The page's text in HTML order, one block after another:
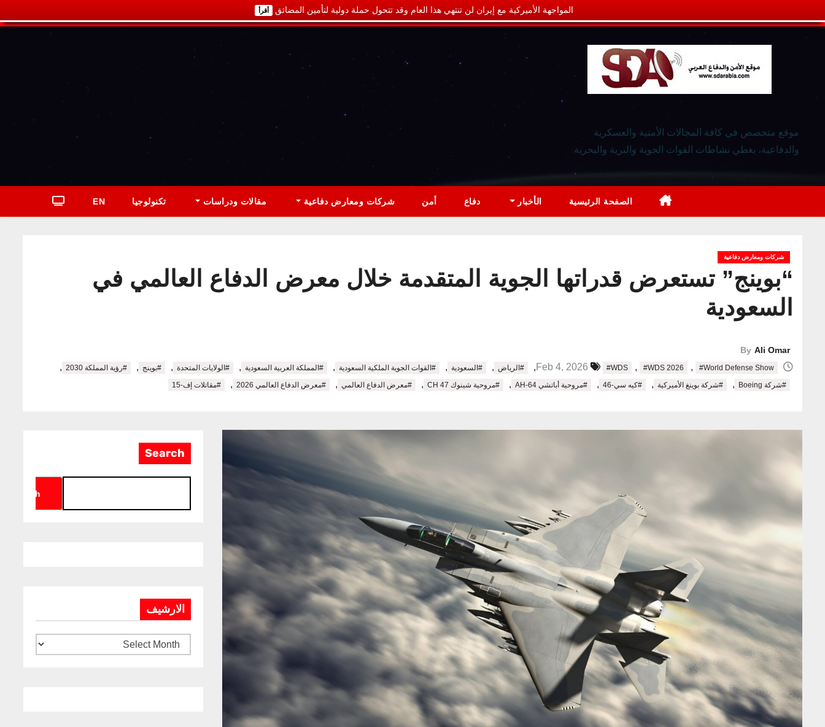
المواجهة الأميركية مع إيران لن تنتهي هذا العام وقد تتحول حملة دولية لتأمين المضائق أقرأ
موقع متخصص في كافة المجالات الأمنية والعسكرية
والدفاعية، يغطي نشاطات القوات الجوية والبرية والبحرية
الصفحة الرئيسية الأخبار دفاع أمن شركات ومعارض دفاعية مقالات ودراسات تكنولوجيا EN
شركات ومعارض دفاعية
“بوينج” تستعرض قدراتها الجوية المتقدمة خلال معرض الدفاع العالمي في
السعودية
By Ali Omar
#WDS , #WDS 2026 , #World Defense Show
, #الرياض , #السعودية , #القوات الجوية الملكية السعودية , #المملكة العربية السعودية , #الولايات المتحدة , #بوينج , #رؤية المملكة 2030 ,
#شركة Boeing , #شركة بوينغ الأميركية , #كيه سي-46 , #مروحية أباتشي AH-64 , #مروحية شينوك CH 47 , #معرض الدفاع العالمي , #معرض الدفاع العالمي 2026 , #مقاتلات إف-15
Search
Search
الارشيف